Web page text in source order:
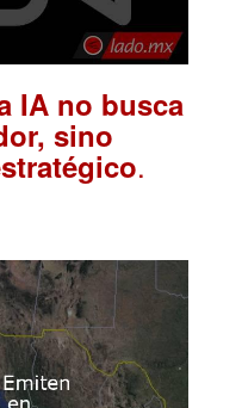
IA no busca
sino
.